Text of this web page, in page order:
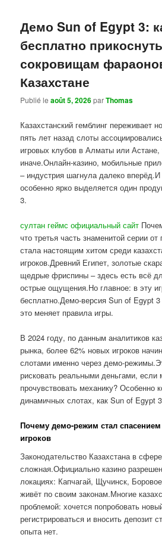
Демо Sun of Egypt 3:
бесплатно
сокровищам
Казахстане
Publié leaoût 5, 2026parThomas
Казахстанский гемблинг переживает
пять лет назад слоты
игровых клубов в Алматы или Астане,
иначе.Онлайн-казино, мобильные
– индустрия шагнула далеко
особенно ярко выделяется один
3.
султан геймс официальный сайт
что третья часть знаменитой серии
стала настоящим хитом среди
игроков.Древний Египет, золотые
щедрые фриспины – здесь есть всё
острые ощущения.Но главное: в эту
бесплатно.Демо-версия Sun of Egypt
это меняет правила игры.
В 2024 году, по данным аналитиков
рынка, более 62% новых игроков
слотами именно через демо-
рисковать реальными деньгами, если
прочувствовать механику? Особенно
динамичных слотах, как Sun of Egypt
Почему демо-режим стал спасением
игроков
Законодательство Казахстана в
сложная.Официально казино
локациях: Капчагай, Щучинск,
живёт по своим законам.Многие
проблемой: хочется попробовать
регистрироваться и вносить депозит
опыта нет.